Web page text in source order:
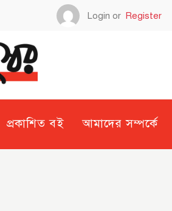
Login or Register
প্রকাশিত বই আমাদের সম্পর্কে